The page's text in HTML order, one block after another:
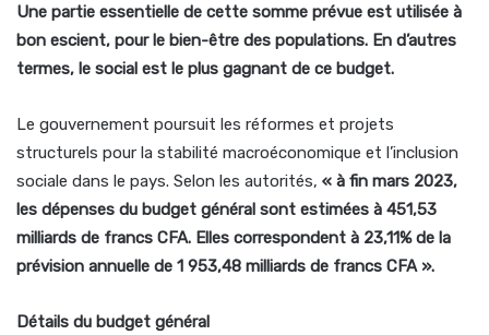
Une partie essentielle de cette somme prévue est utilisée à
bon escient, pour le bien-être des populations. En d’autres
termes, le social est le plus gagnant de ce budget.
Le gouvernement poursuit les réformes et projets
structurels pour la stabilité macroéconomique et l’inclusion
sociale dans le pays. Selon les autorités, « à fin mars 2023,
les dépenses du budget général sont estimées à 451,53
milliards de francs CFA. Elles correspondent à 23,11% de la
prévision annuelle de 1 953,48 milliards de francs CFA ».
Détails du budget général